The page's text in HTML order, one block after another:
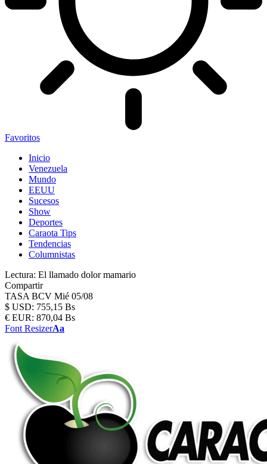
Favoritos
Inicio
Venezuela
Mundo
EEUU
Sucesos
Show
Deportes
Caraota Tips
Tendencias
Columnistas
Lectura: El llamado dolor mamario
Compartir
TASA BCV Mié 05/08
$ USD: 755,15 Bs
€ EUR: 870,04 Bs
Font ResizerAa